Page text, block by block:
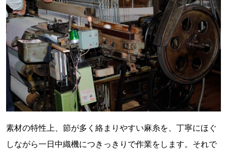
素材の特性上、節が多く絡まりやすい麻糸を、丁寧にほぐ
しながら一日中織機につきっきりで作業をします。それで